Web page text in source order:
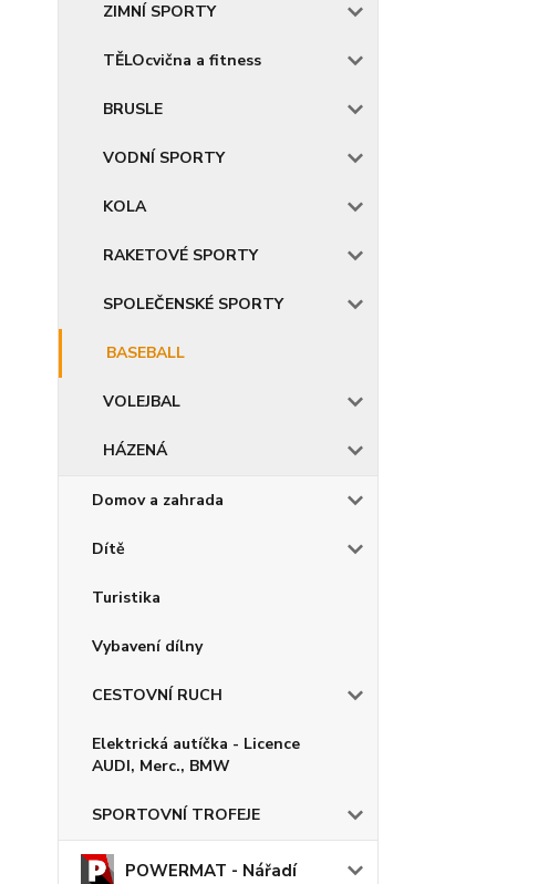
ZIMNÍ SPORTY
TĚLOcvična a fitness
BRUSLE
VODNÍ SPORTY
KOLA
RAKETOVÉ SPORTY
SPOLEČENSKÉ SPORTY
BASEBALL
VOLEJBAL
HÁZENÁ
Domov a zahrada
Dítě
Turistika
Vybavení dílny
CESTOVNÍ RUCH
Elektrická autíčka - Licence
AUDI, Merc., BMW
SPORTOVNÍ TROFEJE
POWERMAT - Nářadí